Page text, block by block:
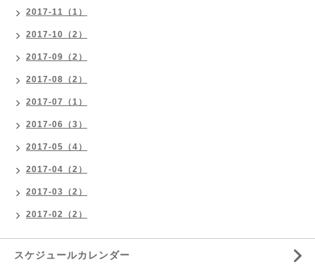
2017-11（1）
2017-10（2）
2017-09（2）
2017-08（2）
2017-07（1）
2017-06（3）
2017-05（4）
2017-04（2）
2017-03（2）
2017-02（2）
スケジュールカレンダー